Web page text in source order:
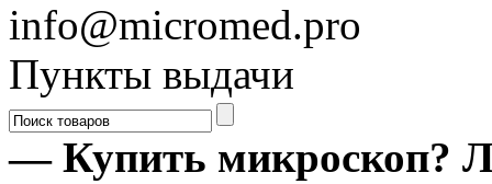
info@micromed.pro
Пункты выдачи
— Купить микроскоп?